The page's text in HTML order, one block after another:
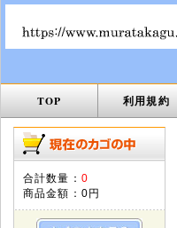
TOP 利用規約
合計数量： 0
商品金額： 0円